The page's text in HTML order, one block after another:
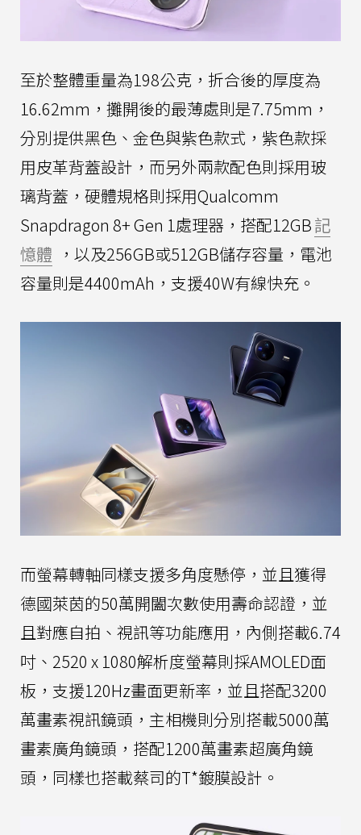
至於整體重量為198公克，折合後的厚度為
16.62mm，攤開後的最薄處則是7.75mm，
分別提供黑色、金色與紫色款式，紫色款採
用皮革背蓋設計，而另外兩款配色則採用玻
璃背蓋，硬體規格則採用Qualcomm
Snapdragon 8+ Gen 1處理器，搭配12GB記
憶體 ，以及256GB或512GB儲存容量，電池
容量則是4400mAh，支援40W有線快充。
而螢幕轉軸同樣支援多角度懸停，並且獲得
德國萊茵的50萬開闔次數使用壽命認證，並
且對應自拍、視訊等功能應用，內側搭載6.74
吋、2520 x 1080解析度螢幕則採AMOLED面
板，支援120Hz畫面更新率，並且搭配3200
萬畫素視訊鏡頭，主相機則分別搭載5000萬
畫素廣角鏡頭，搭配1200萬畫素超廣角鏡
頭，同樣也搭載蔡司的T*鍍膜設計。